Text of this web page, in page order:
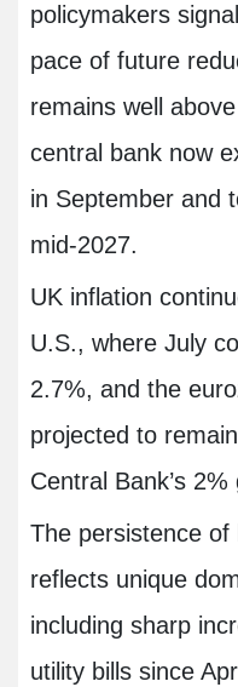
policymakers
pace of future
remains well
central bank now
in September and
mid-2027.
UK inflation
U.S., where July
2.7%, and the
projected to
Central Bank’s
The persistence of
reflects unique
including sharp
utility bills since